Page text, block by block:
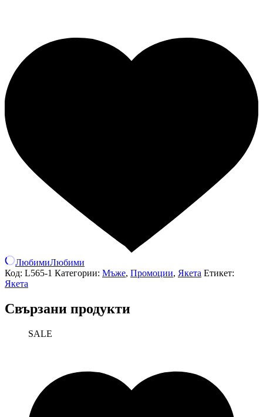
ЛюбимиЛюбими
Код: L565-1 Категории: Мъже, Промоции, Якета Етикет:
Якета
Свързани продукти
SALE